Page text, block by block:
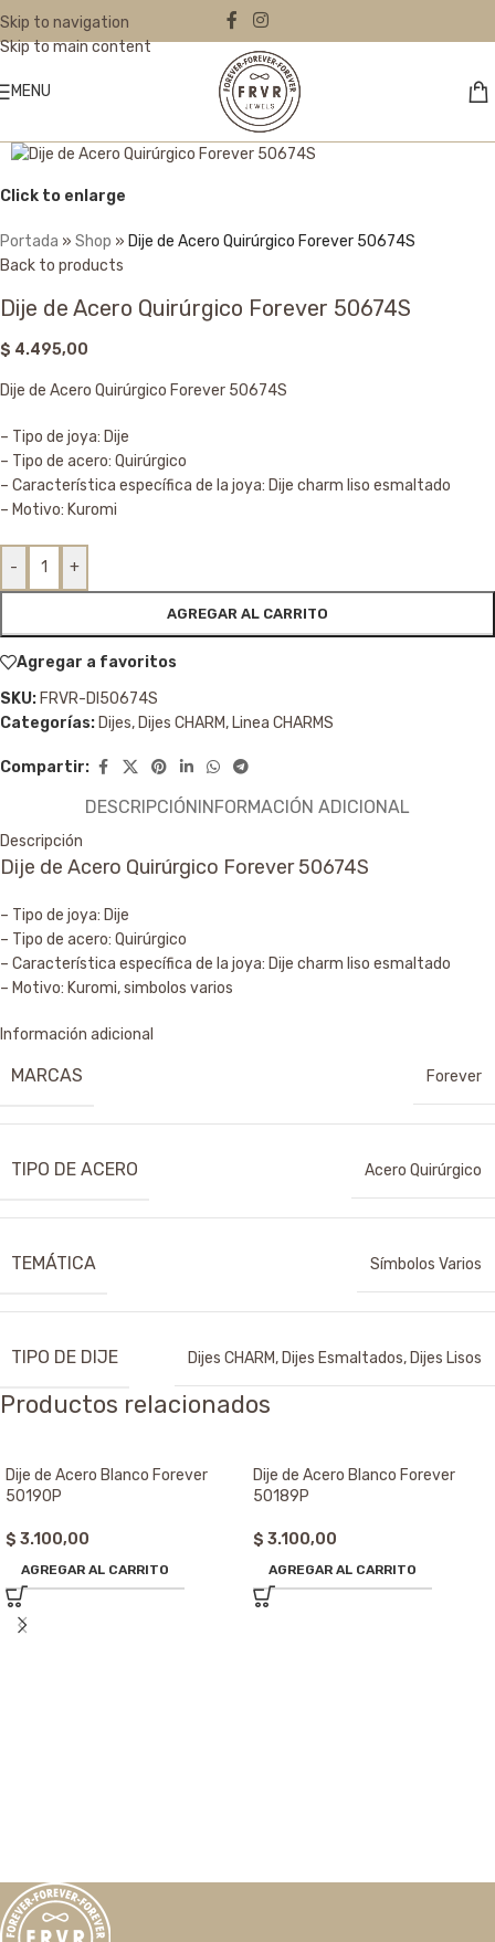
Skip to navigation
Skip to main content
MENU
Click to enlarge
Portada » Shop » Dije de Acero Quirúrgico Forever 50674S
Back to products
Dije de Acero Quirúrgico Forever 50674S
$ 4.495,00
Dije de Acero Quirúrgico Forever 50674S
– Tipo de joya: Dije
– Tipo de acero: Quirúrgico
– Característica específica de la joya: Dije charm liso esmaltado
– Motivo: Kuromi
- +
AGREGAR AL CARRITO
Agregar a favoritos
SKU: FRVR-DI50674S
Categorías: Dijes, Dijes CHARM, Linea CHARMS
Compartir:
DESCRIPCIÓNINFORMACIÓN ADICIONAL
Descripción
Dije de Acero Quirúrgico Forever 50674S
– Tipo de joya: Dije
– Tipo de acero: Quirúrgico
– Característica específica de la joya: Dije charm liso esmaltado
– Motivo: Kuromi, simbolos varios
Información adicional
MARCAS Forever
TIPO DE ACERO Acero Quirúrgico
TEMÁTICA Símbolos Varios
TIPO DE DIJE Dijes CHARM, Dijes Esmaltados, Dijes Lisos
Productos relacionados
Dije de Acero Blanco Forever
50190P
$ 3.100,00
AGREGAR AL CARRITO
Dije de Acero Blanco Forever
50189P
$ 3.100,00
AGREGAR AL CARRITO